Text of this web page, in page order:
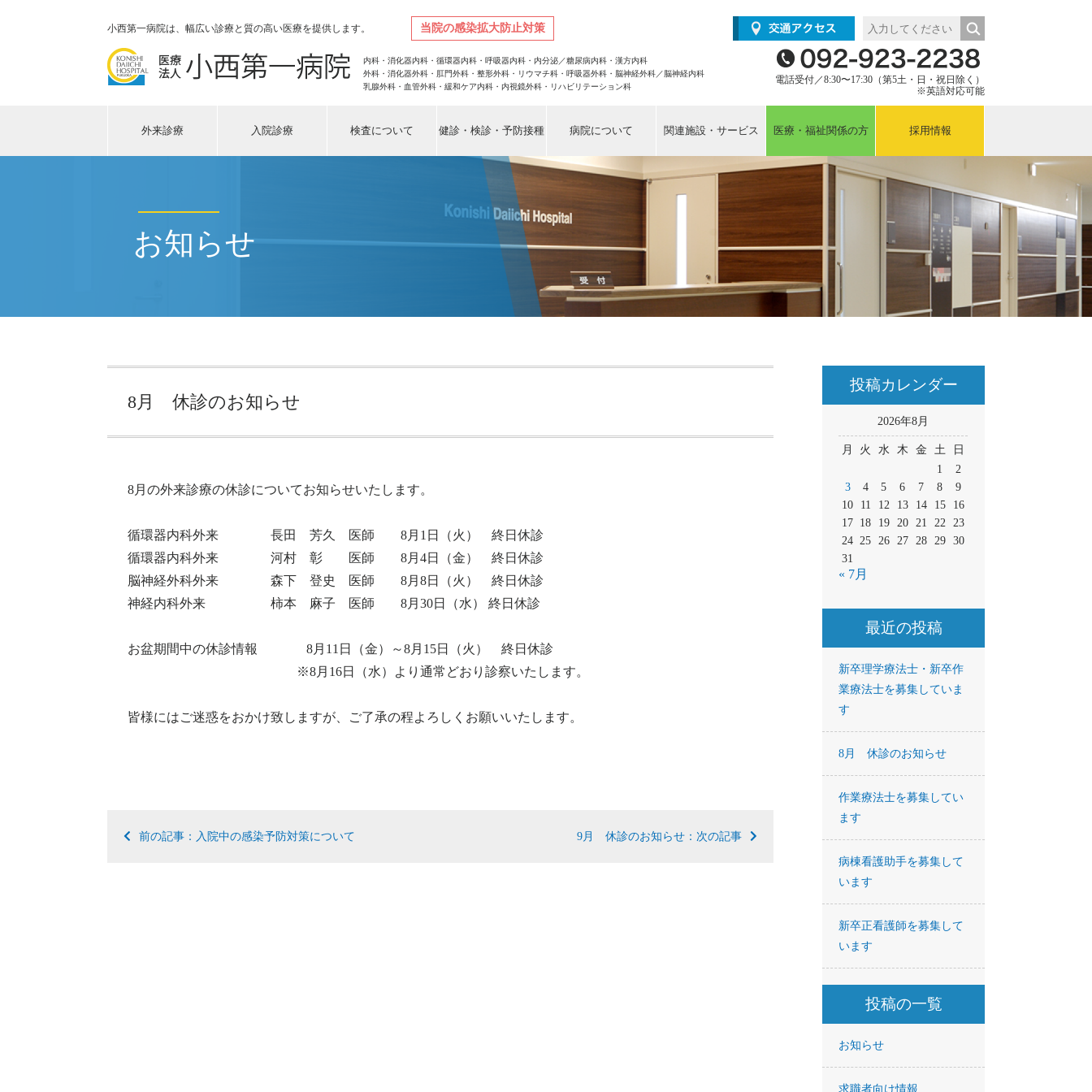
小西第一病院は、幅広い診療と質の高い医療を提供します。 当院の感染拡大防止対策
内科・消化器内科・循環器内科・呼吸器内科・内分泌／糖尿病内科・漢方内科
外科・消化器外科・肛門外科・整形外科・リウマチ科・呼吸器外科・脳神経外科／脳神経内科
乳腺外科・血管外科・緩和ケア内科・内視鏡外科・リハビリテーション科
電話受付／8:30〜17:30（第5土・日・祝日除く）
※英語対応可能
外来診療 入院診療 検査について 健診・検診・予防接種 病院について 関連施設・サービス 医療・福祉関係の方 採用情報
お知らせ
8月 休診のお知らせ
8月の外来診療の休診についてお知らせいたします。
循環器内科外来 長田 芳久 医師 8月1日（火） 終日休診
循環器内科外来 河村 彰 医師 8月4日（金） 終日休診
脳神経外科外来 森下 登史 医師 8月8日（火） 終日休診
神経内科外来 柿本 麻子 医師 8月30日（水） 終日休診
お盆期間中の休診情報 8月11日（金）～8月15日（火） 終日休診
※8月16日（水）より通常どおり診察いたします。
皆様にはご迷惑をおかけ致しますが、ご了承の程よろしくお願いいたします。
前の記事：入院中の感染予防対策について 9月 休診のお知らせ：次の記事
投稿カレンダー
2026年8月
月 火 水 木 金 土
日
1
2
3
4 5 6 7 8
9
10
11 12 13 14 15
16
17 18 19 20 21 22
23
24 25 26 27 28 29
30
31
« 7月
最近の投稿
新卒理学療法士・新卒作
業療法士を募集していま
す
8月 休診のお知らせ
作業療法士を募集してい
ます
病棟看護助手を募集して
います
新卒正看護師を募集して
います
投稿の一覧
お知らせ
求職者向け情報